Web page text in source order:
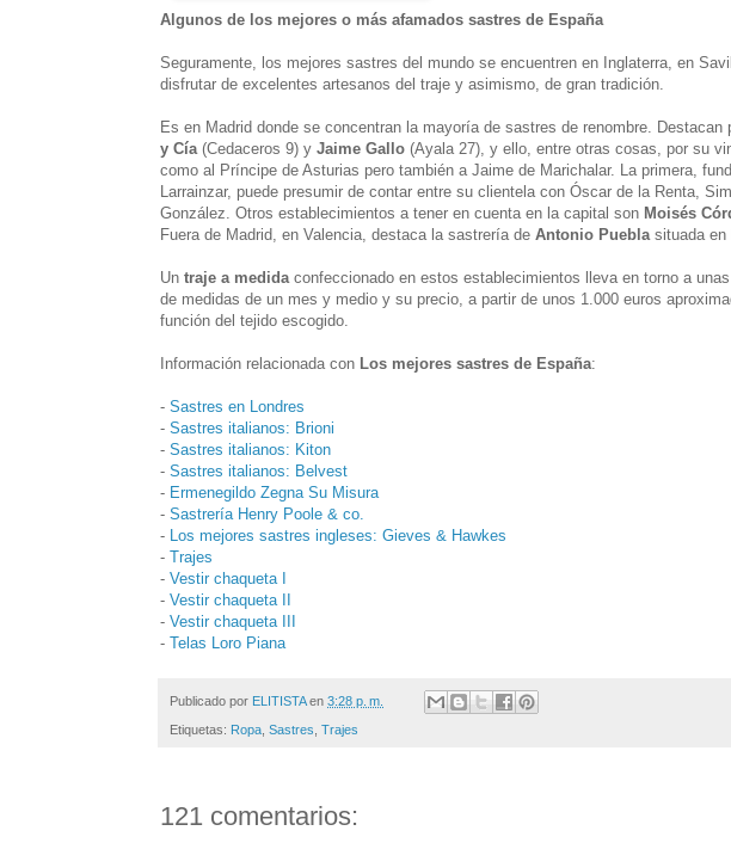
Algunos de los mejores o más afamados sastres de España
Seguramente, los mejores sastres del mundo se encuentren en Inglaterra, en
disfrutar de excelentes artesanos del traje y asimismo, de gran tradición.
Es en Madrid donde se concentran la mayoría de sastres de renombre.
y Cía (Cedaceros 9) y Jaime Gallo (Ayala 27), y ello, entre otras cosas, por su
como al Príncipe de Asturias pero también a Jaime de Marichalar. La primera,
Larrainzar, puede presumir de contar entre su clientela con Óscar de la Renta,
González. Otros establecimientos a tener en cuenta en la capital son Moisés
Fuera de Madrid, en Valencia, destaca la sastrería de Antonio Puebla situada en
Un traje a medida confeccionado en estos establecimientos lleva en torno a
de medidas de un mes y medio y su precio, a partir de unos 1.000 euros
función del tejido escogido.
Información relacionada con Los mejores sastres de España:
- Sastres en Londres
- Sastres italianos: Brioni
- Sastres italianos: Kiton
- Sastres italianos: Belvest
- Ermenegildo Zegna Su Misura
- Sastrería Henry Poole & co.
- Los mejores sastres ingleses: Gieves & Hawkes
- Trajes
- Vestir chaqueta I
- Vestir chaqueta II
- Vestir chaqueta III
- Telas Loro Piana
Publicado por ELITISTA en 3:28 p. m.
Etiquetas: Ropa Sastres Trajes
121 comentarios: